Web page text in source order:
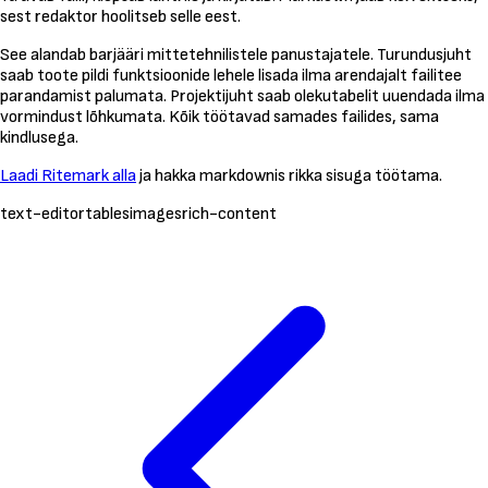
sest redaktor hoolitseb selle eest.
See alandab barjääri mittetehnilistele panustajatele. Turundusjuht
saab toote pildi funktsioonide lehele lisada ilma arendajalt failitee
parandamist palumata. Projektijuht saab olekutabelit uuendada ilma
vormindust lõhkumata. Kõik töötavad samades failides, sama
kindlusega.
Laadi Ritemark allaja hakka markdownis rikka sisuga töötama.
text-editortablesimagesrich-content